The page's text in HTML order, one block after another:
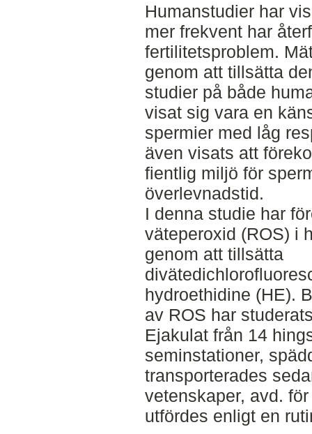
Humanstudier har
mer frekvent har
fertilitetsproblem.
genom att tillsätta
studier på både
visat sig vara en
spermier med låg
även visats att
fientlig miljö för
överlevnadstid.
I denna studie har
väteperoxid (ROS) i
genom att tillsätta
hydroethidine (HE).
av ROS har
Ejakulat från 14
seminstationer,
transporterades
vetenskaper, avd.
utfördes enligt en